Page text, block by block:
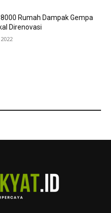
8000 Rumah Dampak Gempa
Direnovasi